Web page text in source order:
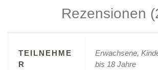
Rezensionen
TEILNEHME
R
Erwachsene,
bis 18 Jahre